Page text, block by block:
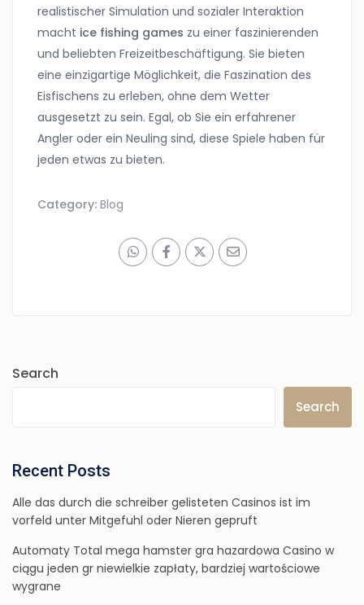
realistischer Simulation und sozialer Interaktion
macht ice fishing games zu einer faszinierenden
und beliebten Freizeitbeschäftigung. Sie bieten
eine einzigartige Möglichkeit, die Faszination des
Eisfischens zu erleben, ohne dem Wetter
ausgesetzt zu sein. Egal, ob Sie ein erfahrener
Angler oder ein Neuling sind, diese Spiele haben für
jeden etwas zu bieten.
Category:Blog
Search
Search
Recent Posts
Alle das durch die schreiber gelisteten Casinos ist im
vorfeld unter Mitgefuhl oder Nieren gepruft
Automaty Total mega hamster gra hazardowa Casino w
ciągu jeden gr niewielkie zapłaty, bardziej wartościowe
wygrane